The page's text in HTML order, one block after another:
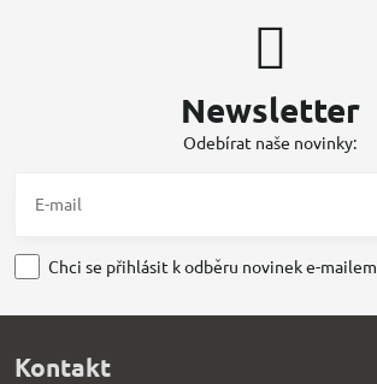
Newsletter
Odebírat naše novinky:
Chci se přihlásit k odběru novinek e-mailem
Kontakt